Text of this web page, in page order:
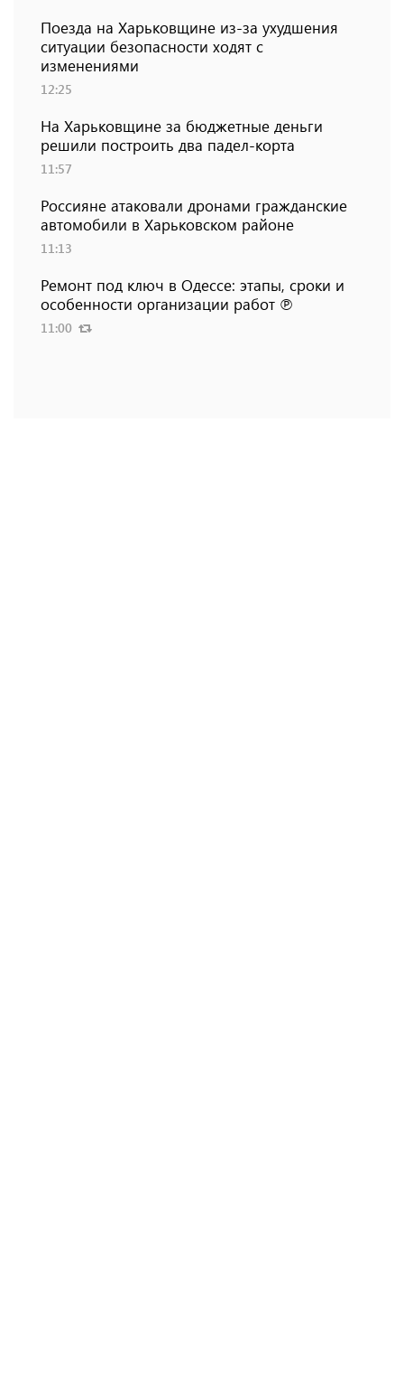
Поезда на Харьковщине из-за ухудшения
ситуации безопасности ходят с
изменениями
12:25
На Харьковщине за бюджетные деньги
решили построить два падел-корта
11:57
Россияне атаковали дронами гражданские
автомобили в Харьковском районе
11:13
Ремонт под ключ в Одессе: этапы, сроки и
особенности организации работ ℗
11:00